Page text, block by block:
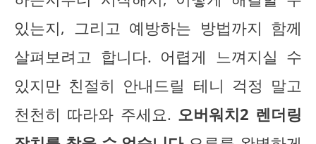
있는지, 그리고 예방하는 방법까지 함께
살펴보려고 합니다. 어렵게 느껴지실 수
있지만 친절히 안내드릴 테니 걱정 말고
천천히 따라와 주세요. 오버워치2 렌더링